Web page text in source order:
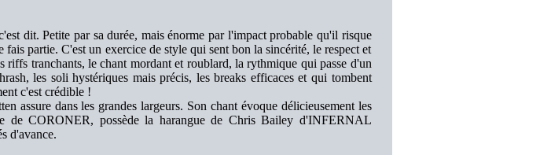
dit. Petite par sa durée, mais énorme par l'impact probable qu'il risque
partie. C'est un exercice de style qui sent bon la sincérité, le respect et
riffs tranchants, le chant mordant et roublard, la rythmique qui passe d'un
les soli hystériques mais précis, les breaks efficaces et qui tombent
c'est crédible !
assure dans les grandes largeurs. Son chant évoque délicieusement les
de CORONER, possède la harangue de Chris Bailey d'INFERNAL
d'avance.